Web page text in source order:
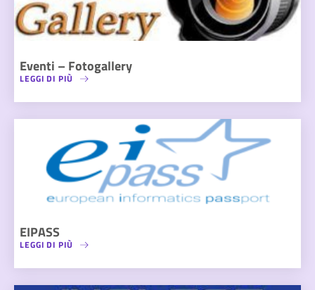
Eventi – Fotogallery
LEGGI DI PIÙ
EIPASS
LEGGI DI PIÙ